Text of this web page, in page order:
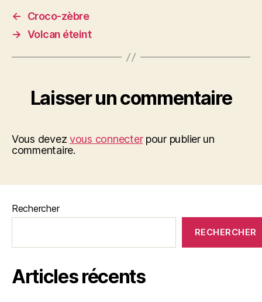
←
Croco-zèbre
→ Volcan éteint
Laisser un commentaire
Vous devezvous connecterpour publier un
commentaire.
Rechercher
RECHERCHER
Articles récents